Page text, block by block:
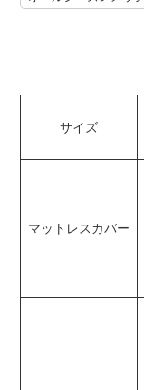
サイズ
マットレスカバー